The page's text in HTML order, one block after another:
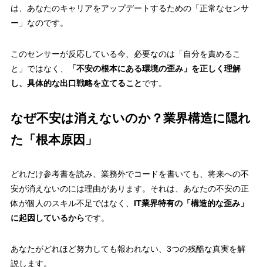
は、あなたのキャリアをアップデートするための「正常なセンサ
ー」なのです。
このセンサーが反応している今、必要なのは「自分を責めるこ
と」ではなく、
「不安の根本にある環境の歪み」を正しく理解
し、具体的な出口戦略を立てることです。
なぜ不安は消えないのか？業界構造に隠れ
た「根本原因」
どれだけ参考書を読み、業務外でコードを書いても、将来への不
安が消えないのには理由があります。それは、あなたの不安の正
体が個人のスキル不足ではなく、 IT業界特有の「構造的な歪み」
に起因しているからです。
あなたがどれほど努力しても報われない、3つの残酷な真実を解
説します。